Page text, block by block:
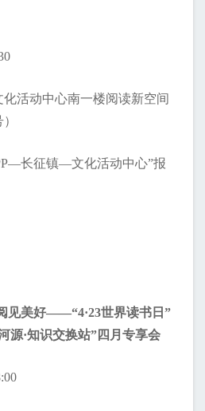
活动中心南一楼阅读新空间
长征镇—文化活动中心”报
见美好——“4·23世界读书日”
源·知识交换站”四月专享会